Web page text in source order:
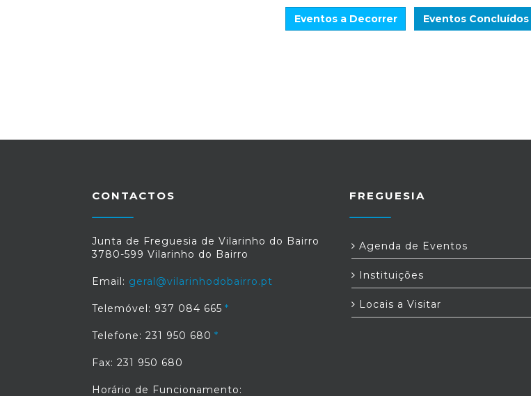
Eventos a Decorrer Eventos Concluídos
CONTACTOS
Junta de Freguesia de Vilarinho do Bairro
3780-599 Vilarinho do Bairro
Email: geral@vilarinhodobairro.pt
Telemóvel: 937 084 665
Telefone: 231 950 680
Fax: 231 950 680
Horário de Funcionamento:
FREGUESIA
Agenda de Eventos
Instituições
Locais a Visitar